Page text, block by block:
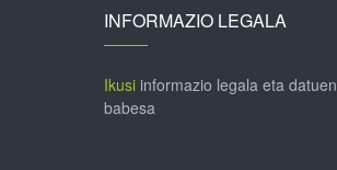
INFORMAZIO LEGALA
Ikusiinformazio legala eta datuen
babesa